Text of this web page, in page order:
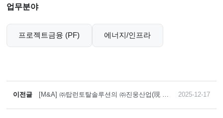
업무분야
프로젝트금융 (PF) 에너지/인프라
이전글
[M&A] ㈜탑런토탈솔루션의 ㈜진웅산업(現 ㈜
2025-12-17